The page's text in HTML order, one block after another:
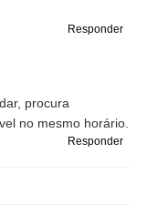
Responder
procura
no mesmo horário.
Responder